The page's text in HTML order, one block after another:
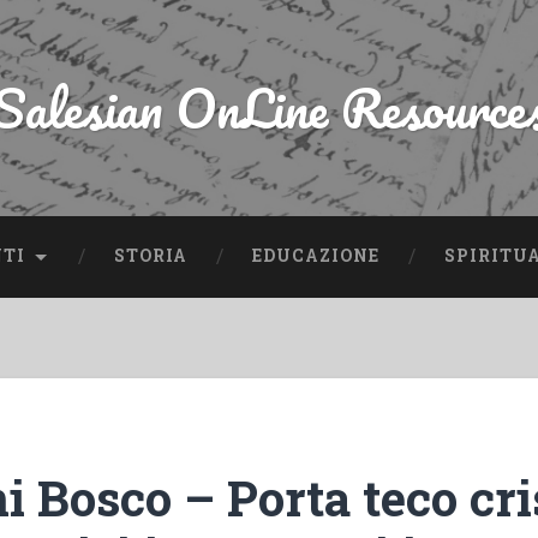
OnLine
STORIA EDUCAZIONE
Bosco – Porta teco